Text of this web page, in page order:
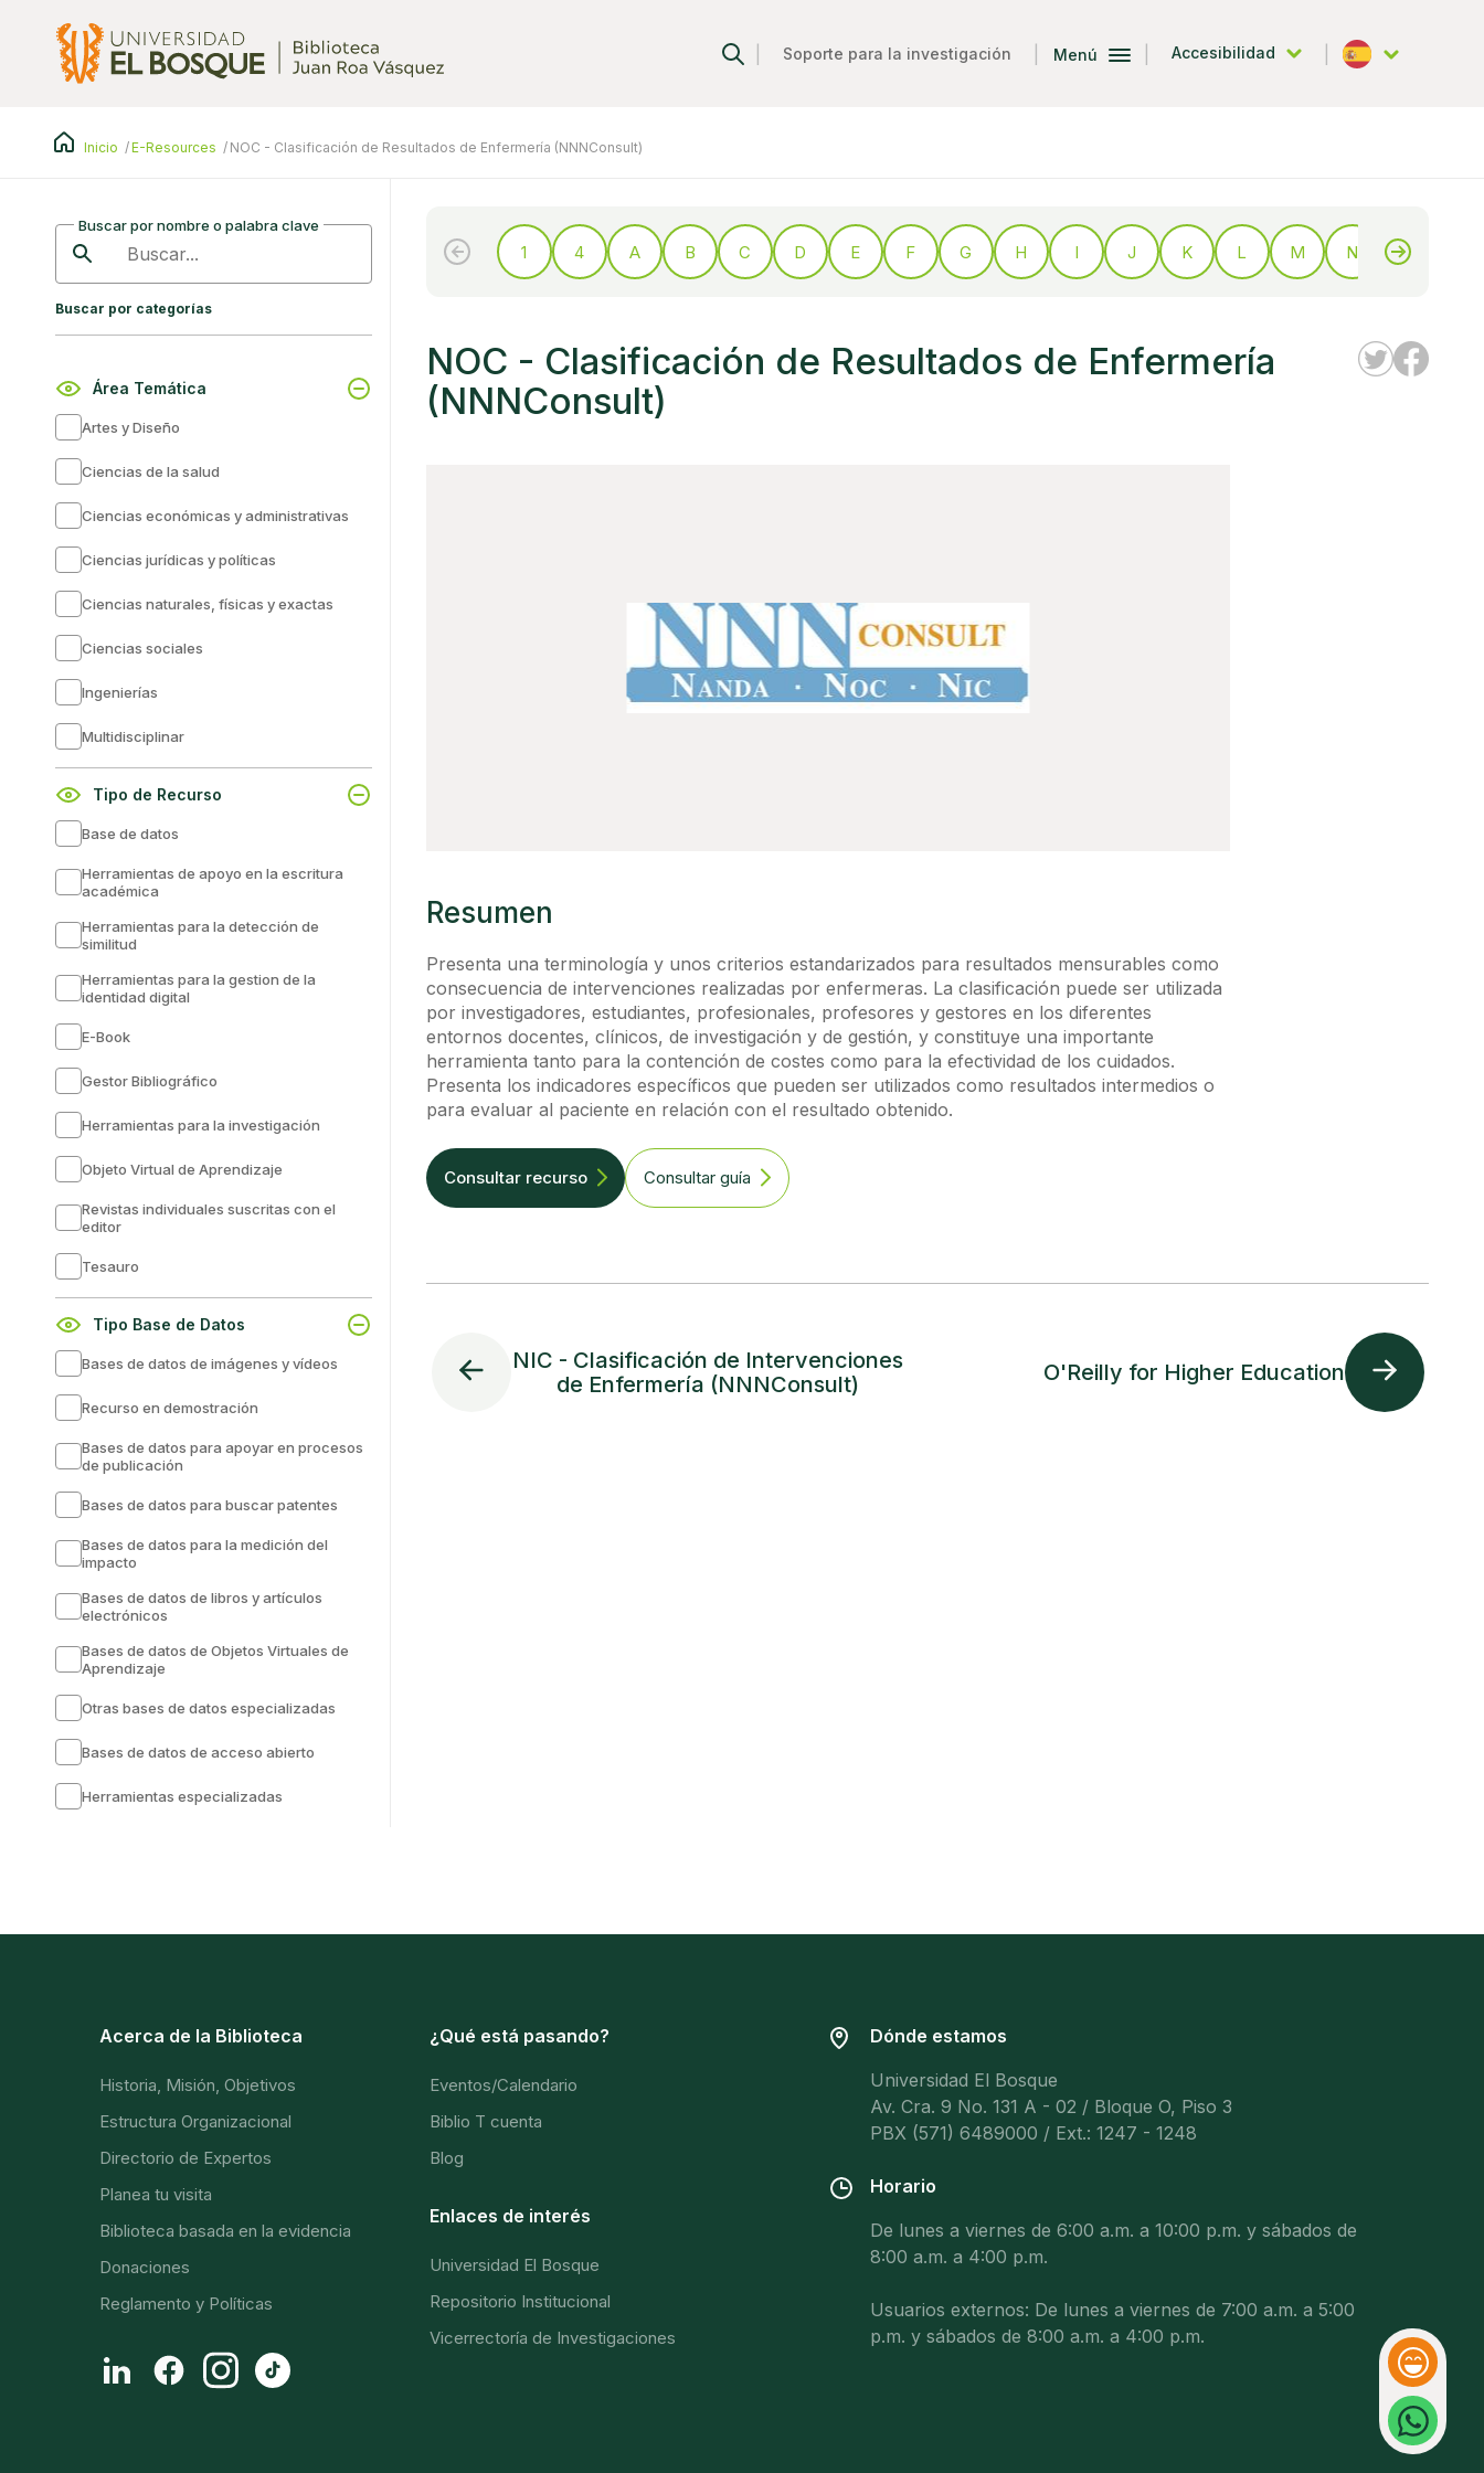
contenido
principal
Soporte para la investigación Menú Accesibilidad
Español
Reacción
Whatsapp
Inicio E-Resources NOC - Clasificación de Resultados de Enfermería (NNNConsult)
Buscar por nombre o palabra clave
Buscar
Buscar por categorías
Área Temática
Artes y Diseño
Ciencias de la salud
Ciencias económicas y administrativas
Ciencias jurídicas y políticas
Ciencias naturales, físicas y exactas
Ciencias sociales
Ingenierías
Multidisciplinar
Tipo de Recurso
Base de datos
Herramientas de apoyo en la escritura
académica
Herramientas para la detección de
similitud
Herramientas para la gestion de la
identidad digital
E-Book
Gestor Bibliográfico
Herramientas para la investigación
Objeto Virtual de Aprendizaje
Revistas individuales suscritas con el
editor
Tesauro
Tipo Base de Datos
Bases de datos de imágenes y vídeos
Recurso en demostración
Bases de datos para apoyar en procesos
de publicación
Bases de datos para buscar patentes
Bases de datos para la medición del
impacto
Bases de datos de libros y artículos
electrónicos
Bases de datos de Objetos Virtuales de
Aprendizaje
Otras bases de datos especializadas
Bases de datos de acceso abierto
Herramientas especializadas
1 4 A B C D E F G H I J K L M N O
NOC - Clasificación de Resultados de Enfermería
(NNNConsult)
Resumen
Presenta una terminología y unos criterios estandarizados para resultados mensurables como
consecuencia de intervenciones realizadas por enfermeras. La clasificación puede ser utilizada
por investigadores, estudiantes, profesionales, profesores y gestores en los diferentes
entornos docentes, clínicos, de investigación y de gestión, y constituye una importante
herramienta tanto para la contención de costes como para la efectividad de los cuidados.
Presenta los indicadores específicos que pueden ser utilizados como resultados intermedios o
para evaluar al paciente en relación con el resultado obtenido.
Consultar recurso Consultar guía
NIC - Clasificación de Intervenciones
de Enfermería (NNNConsult)
O'Reilly for Higher Education
Acerca de la Biblioteca
Historia, Misión, Objetivos
Estructura Organizacional
Directorio de Expertos
Planea tu visita
Biblioteca basada en la evidencia
Donaciones
Reglamento y Políticas
¿Qué está pasando?
Eventos/Calendario
Biblio T cuenta
Blog
Enlaces de interés
Universidad El Bosque
Repositorio Institucional
Vicerrectoría de Investigaciones
Dónde estamos
Universidad El Bosque
Av. Cra. 9 No. 131 A - 02 / Bloque O, Piso 3
PBX (571) 6489000 / Ext.: 1247 - 1248
Horario
De lunes a viernes de 6:00 a.m. a 10:00 p.m. y sábados de
8:00 a.m. a 4:00 p.m.
Usuarios externos: De lunes a viernes de 7:00 a.m. a 5:00
p.m. y sábados de 8:00 a.m. a 4:00 p.m.